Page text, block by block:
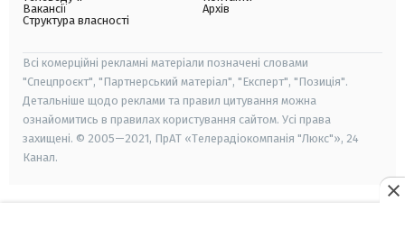
Вакансії
Структура власності
Архів
Всі комерційні рекламні матеріали позначені словами
"Спецпроєкт", "Партнерський матеріал", "Експерт", "Позиція".
Детальніше щодо реклами та правил цитування можна
ознайомитись в правилах користування сайтом. Усі права
захищені. © 2005—2021, ПрАТ «Телерадіокомпанія "Люкс"», 24
Канал.